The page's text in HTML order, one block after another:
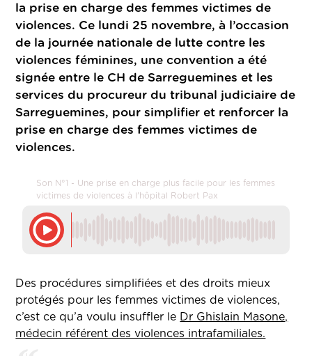
la prise en charge des femmes victimes de
violences. Ce lundi 25 novembre, à l’occasion
de la journée nationale de lutte contre les
violences féminines, une convention a été
signée entre le CH de Sarreguemines et les
services du procureur du tribunal judiciaire de
Sarreguemines, pour simplifier et renforcer la
prise en charge des femmes victimes de
violences.
Son N°1 - Une prise en charge plus facile pour les femmes
victimes de violences à l'hôpital Robert Pax
Des procédures simplifiées et des droits mieux
protégés pour les femmes victimes de violences,
c’est ce qu’a voulu insuffler le Dr Ghislain Masone,
médecin référent des violences intrafamiliales.